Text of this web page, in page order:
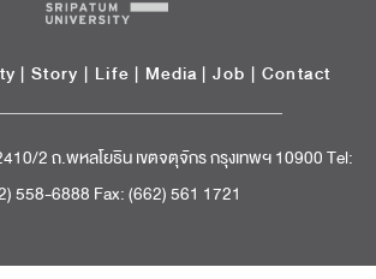
| Story | Life | Media |Job | Contact
2 ถ.พหลโยธิน เขตจตุจักร กรุงเทพฯ 10900 Tel:
558-6888 Fax: (662) 561 1721